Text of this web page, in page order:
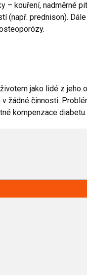
kouření, nadměrné
(např. prednison).
jako lidé z jeho
žádné činnosti.
kompenzace diabetu.